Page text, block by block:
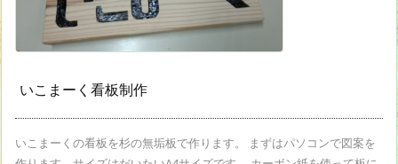
いこまーく看板制作
いこまーくの看板を杉の無垢板で作ります。 まずはパソコンで図案を